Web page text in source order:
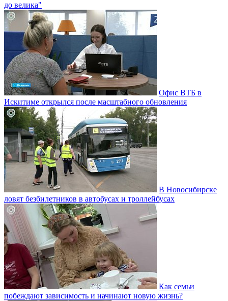
до велика"
Офис ВТБ в
Искитиме открылся после масштабного обновления
В Новосибирске
ловят безбилетников в автобусах и троллейбусах
Как семьи
побеждают зависимость и начинают новую жизнь?